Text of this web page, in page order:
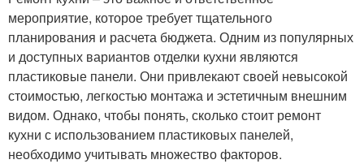
мероприятие, которое требует тщательного
планирования и расчета бюджета. Одним из популярных
и доступных вариантов отделки кухни являются
пластиковые панели. Они привлекают своей невысокой
стоимостью, легкостью монтажа и эстетичным внешним
видом. Однако, чтобы понять, сколько стоит ремонт
кухни с использованием пластиковых панелей,
необходимо учитывать множество факторов.